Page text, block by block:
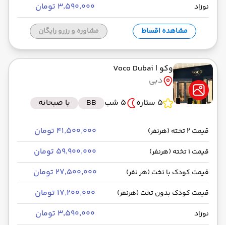
نوزاد ۳٬۵۹۰٬۰۰۰ تومان
مشاهده اقساط مشاوره و رزرو رایگان
وکو | Voco Dubai
دبی
5 ستاره
5 شب BB با صبحانه
قیمت 2 تخته (هرنفر) ۴۱٬۵۰۰٬۰۰۰ تومان
قیمت 1 تخته (هرنفر) ۵۹٬۹۰۰٬۰۰۰ تومان
قیمت کودک با تخت (هر نفر) ۲۷٬۵۰۰٬۰۰۰ تومان
قیمت کودک بدون تخت (هرنفر) ۱۷٬۲۰۰٬۰۰۰ تومان
نوزاد ۳٬۵۹۰٬۰۰۰ تومان